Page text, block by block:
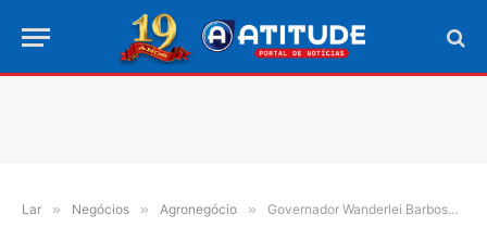
Lar » Negócios » Agronegócio » Governador Wanderlei Barbosa abre Agrotins 2026 com anúncio de medidas para impulsionar o setor produtivo e entrega de títulos definitivos